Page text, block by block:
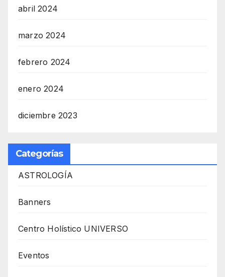
abril 2024
marzo 2024
febrero 2024
enero 2024
diciembre 2023
Categorías
ASTROLOGÍA
Banners
Centro Holístico UNIVERSO
Eventos